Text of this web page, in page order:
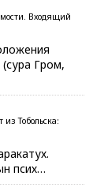
Входящий
Гром,
из Тобольска:
псих…